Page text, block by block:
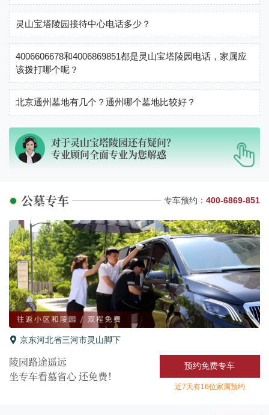
灵山宝塔陵园接待中心电话多少？
4006606678和4006869851都是灵山宝塔陵园电话，家属应
该拨打哪个呢？
北京通州墓地有几个？通州哪个墓地比较好？
对于灵山宝塔陵园还有疑问？
专业顾问全面专业为您解惑
公墓专车 专车预约： 400-6869-851
京东河北省三河市灵山脚下
陵园路途遥远
坐专车看墓省心 还免费！
预约免费专车
近7天有16位家属预约